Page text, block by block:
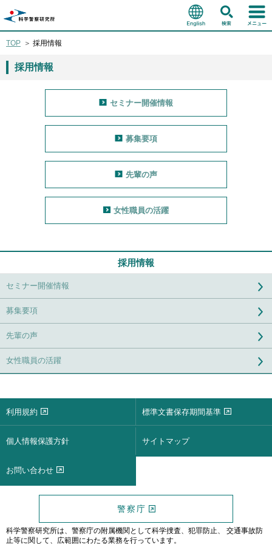
TOP 採用情報
採用情報
セミナー開催情報
募集要項
先輩の声
女性職員の活躍
採用情報
セミナー開催情報
募集要項
先輩の声
女性職員の活躍
利用規約 標準文書保存期間基準
個人情報保護方針 サイトマップ
お問い合わせ
警察庁
科学警察研究所は、警察庁の附属機関として科学捜査、犯罪防止、
交通事故防
止等に関して、広範囲にわたる業務を行っています。